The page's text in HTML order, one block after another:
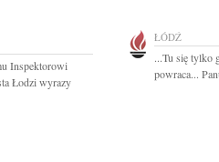
Inspektorowi
Łodzi wyrazy
ŁÓDŹ
...Tu się tylko
powraca...